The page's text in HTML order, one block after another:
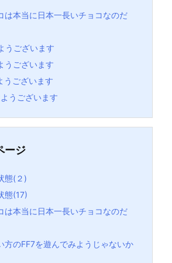
は本当に日本一長いチョコなのだ
うございます
うございます
うございます
うございます
ージ
態(２)
態(17)
は本当に日本一長いチョコなのだ
方のFF7を遊んでみようじゃないか